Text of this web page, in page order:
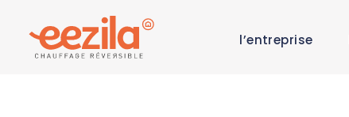
l’entreprise